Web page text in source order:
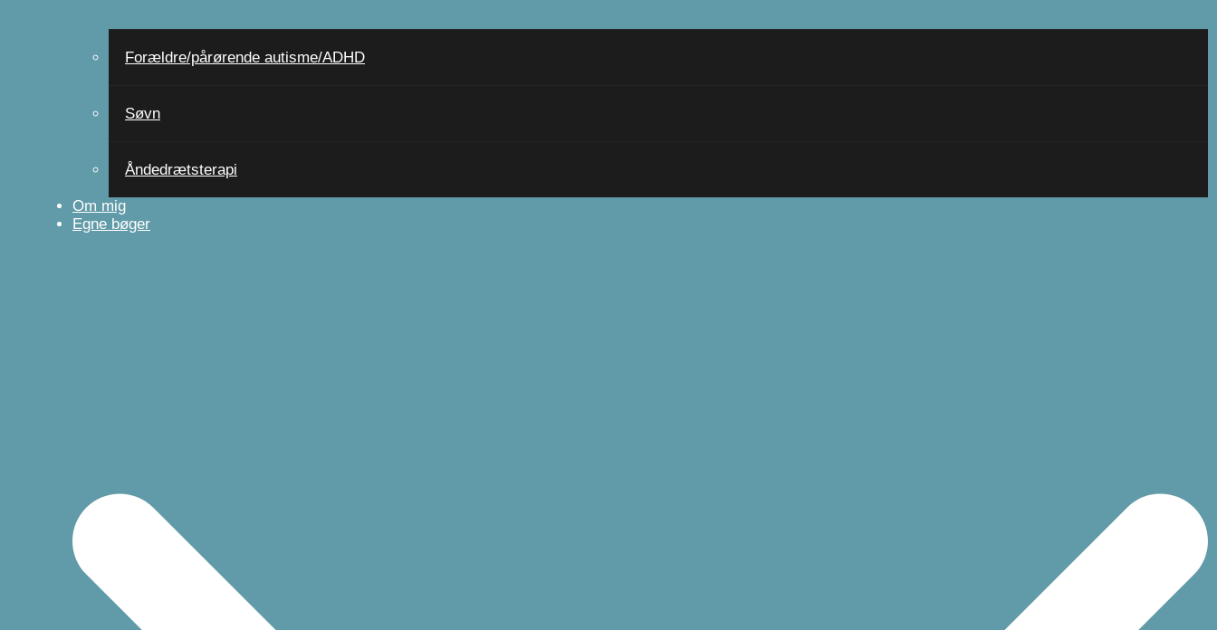
Forældre/pårørende autisme/ADHD
Søvn
Åndedrætsterapi
Om mig
Egne bøger